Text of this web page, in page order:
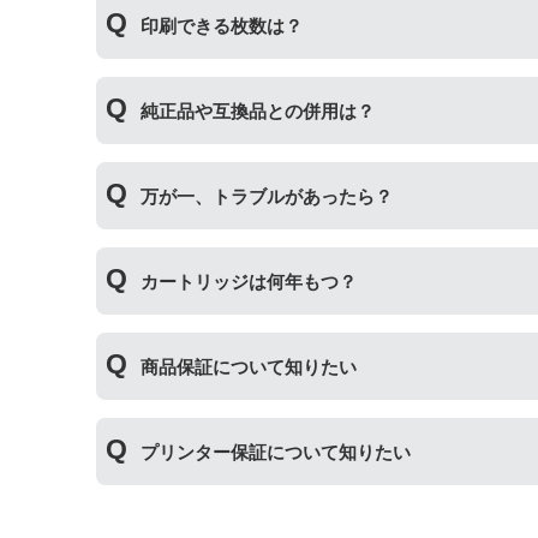
その他にも純正品、詰め替えインク、互換イン
純正インク・互換インク・詰め替えインクの違
印刷できる枚数は？
純正より印刷数量が多くなるわけではありませ
純正品や互換品との併用は？
製品の詰め替えインクやインクカートリッジと
い。
万が一、トラブルがあったら？
内、ご使用プリンタ―についてもプリンターご
カートリッジは何年もつ？
た、保管の際は直射日光の当たらない冷暗所で
商品保証について知りたい
保証期間：ご購入日から１年間
トラブルが発生した際、サポートスタッフにご
プリンター保証について知りたい